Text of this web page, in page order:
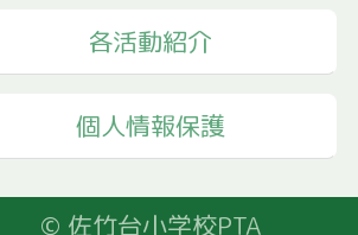
各活動紹介
個人情報保護
© 佐竹台小学校PTA